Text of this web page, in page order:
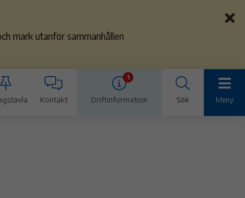
mark utanför sammanhållen
Kontakt
1
Driftinformation Sök Meny